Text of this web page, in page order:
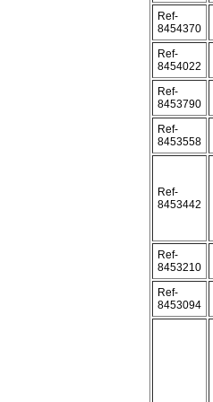
Ref-
8454370
Ref-
8454022
Ref-
8453790
Ref-
8453558
Ref-
8453442
Ref-
8453210
Ref-
8453094